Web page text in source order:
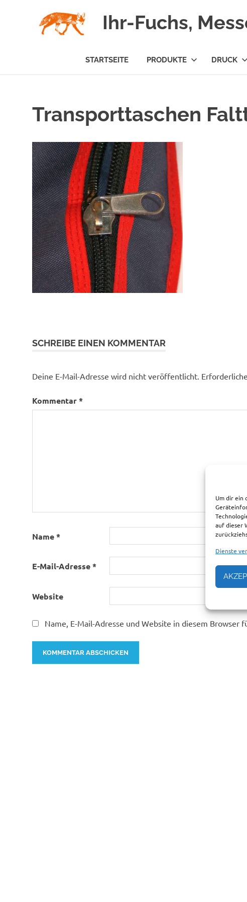
Um dir ein
auf dieser
Dienste
Ihr-Fuchs,
STARTSEITE PRODUKTE DRUCK
Transporttaschen
SCHREIBE EINEN KOMMENTAR
Deine E-Mail-Adresse wird nicht veröffentlicht.
Kommentar*
Name*
E-Mail-Adresse*
Website
Name, E-Mail-Adresse und Website in diesem Browser